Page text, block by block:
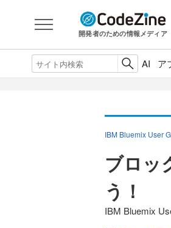
開発者のための情報メディア
AI ア
IBM Bluemix User
ブロッ
う！
IBM Bluemix